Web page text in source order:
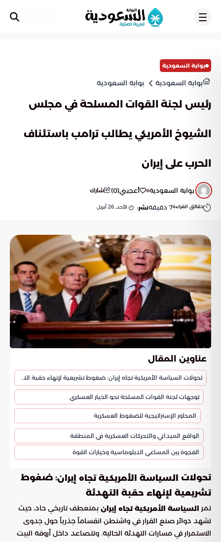
بوابة السعودية
بوابة السعودية بوابة السعودية
رئيس لجنة القوات المسلحة في مجلس
الشيوخ الأمريكي يطالب ترامب باستئناف
الحرب على إيران
بوابة السعودية أعجبني(
0
) شارك
دقائق القراءة7 دقيقةنشر: الأحد, 26 أبريل
عناوين المقال
تحولات السياسة الأمريكية تجاه إيران: ضغوط تشريعية لإنهاء حقبة التهدئة
توجهات لجنة القوات المسلحة نحو الخيار العسكري
المحاور الإستراتيجية للضغوط العسكرية
الواقع الميداني والتحركات العسكرية في المنطقة
الفجوة بين المساعي الدبلوماسية وخيارات القوة
تحولات السياسة الأمريكية تجاه إيران: ضغوط
تشريعية لإنهاء حقبة التهدئة
تمر السياسة الأمريكية تجاه إيران بمنعطف تاريخي حاد، حيث
تشهد دوائر صنع القرار في واشنطن انقساماً جذرياً حول جدوى
الاستمرار في مسارات التهدئة الحالية. وتتصاعد داخل أروقة البيت